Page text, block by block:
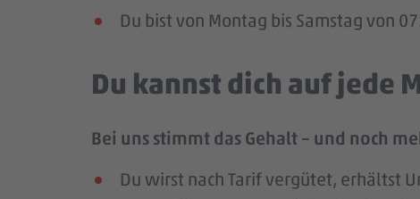
Du bist von Montag bis Samstag von
Du kannst dich auf jede
Bei uns stimmt das Gehalt – und noch
Du wirst nach Tarif vergütet, erhältst